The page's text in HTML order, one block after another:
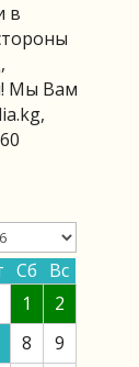
в
Мы Вам
,
Сб Вс
1
2
8
9